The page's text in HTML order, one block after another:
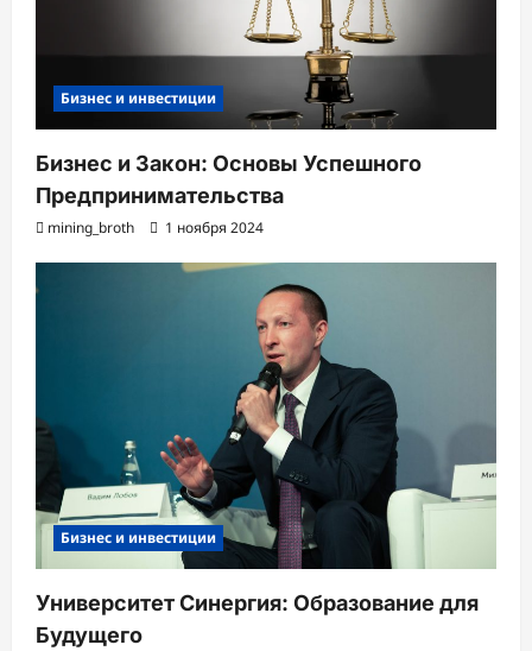
Бизнес и инвестиции
Бизнес и Закон: Основы Успешного
Предпринимательства
mining_broth 1 ноября 2024
Бизнес и инвестиции
Университет Синергия: Образование для
Будущего